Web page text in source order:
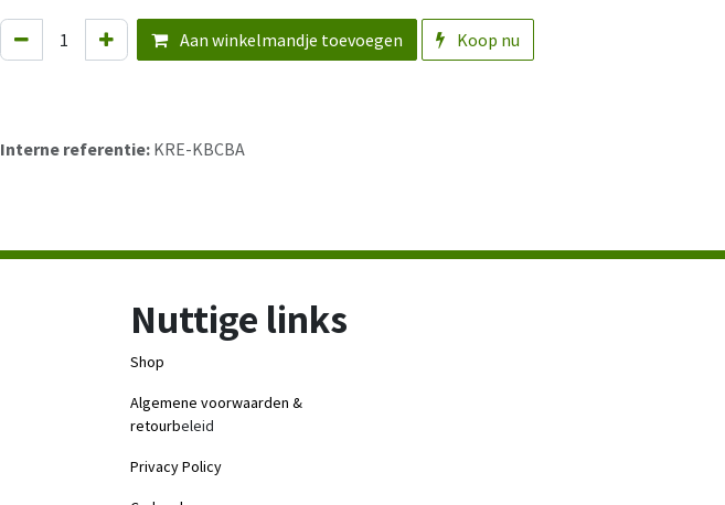
Aan winkelmandje toevoegen Koop nu
Interne referentie: KRE-KBCBA
Nuttige links
Shop
Algemene voorwaarden &
retourbeleid
Privacy Policy